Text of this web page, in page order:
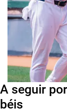
A seguir
béis